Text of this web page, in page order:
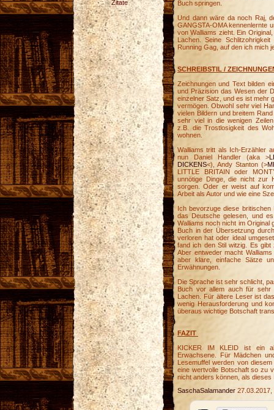
Zitate
Buch springen.
Und dann wäre da noch Raj,
GANGSTA-OMA kennenlernte
von Walliams zieht. Ein
Lachen. Seine
Running Gag, auf den ich mich
SCHREIBSTIL /
Zeichnungen und Text bilden
und Präzision das Wesen der
einzelner Satz, und es ist mehr
vermögen. Obwohl sehr viel
vielen Bildern und breitem
sehr viel in die wenigen
z.B. die Trostlosigkeit des
wohnen.
Walliams tritt als Ich-Erzähler
nun Daniel Handler (aka >
DICKENS<), Andy Stanton (>
LITTLE BRITAIN oder
unnötige Dinge, die nicht zur
sorgen. Oder er weist auf
Arbeit als Autor und wie eine
Ich bevorzuge diese britischen
das Deutsche gelesen, und
Walliams noch nicht im Original
Buch in der Übersetzung
verloren hat oder ideal
fand ich den Stil witzig. Es
Aber entweder macht
aber klare, einfache Sätze
Erwähnungen.
Die Sprache ist sehr schlicht,
Buch vor allem auch für sehr
Lachen. Für ältere Leser ist
wenig Herausforderung und
überaus wichtige Botschaft
FAZIT
KICKER IM KLEID ist ein
Erwachsene. Für Mädchen
Lesemuffel werden von
eine wertvolle Botschaft so zu
nicht anders können, als
SaschaSalamander 27.03.2017,